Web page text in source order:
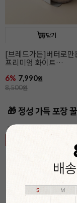
담기
[장가네제과]케이크시
24개입(화이트/미니)
17% 68,900
84,000원
🎁 정성 가득 포장
베이킹의 완성은 포장!